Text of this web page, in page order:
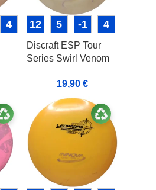
4 12 5 -1 4
Discraft ESP Tour
Series Swirl Venom
19,90 €